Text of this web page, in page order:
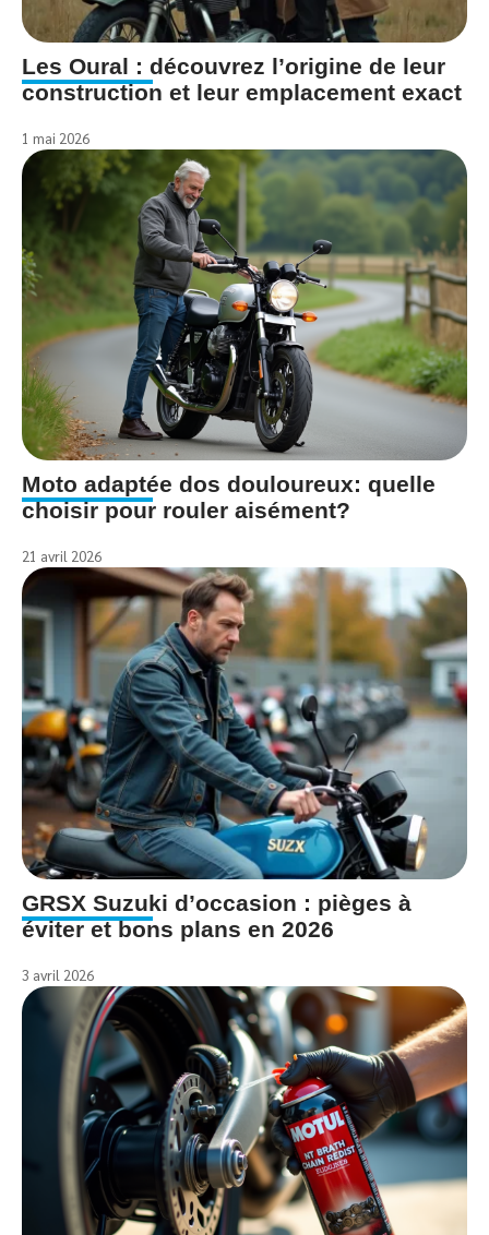
Les Oural : découvrez l’origine de leur
construction et leur emplacement exact
1 mai 2026
Moto adaptée dos douloureux: quelle
choisir pour rouler aisément?
21 avril 2026
GRSX Suzuki d’occasion : pièges à
éviter et bons plans en 2026
3 avril 2026